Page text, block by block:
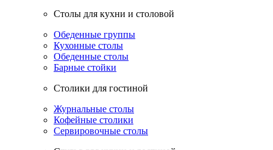
Столы для кухни и столовой
Обеденные группы
Кухонные столы
Обеденные столы
Барные стойки
Столики для гостиной
Журнальные столы
Кофейные столики
Сервировочные столы